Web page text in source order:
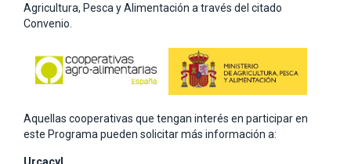
Agricultura, Pesca y Alimentación a través del citado
Convenio.
Aquellas cooperativas que tengan interés en participar en
este Programa pueden solicitar más información a: